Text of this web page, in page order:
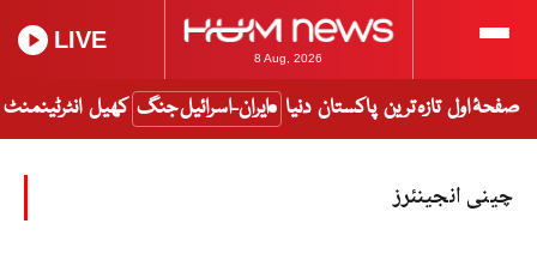
8 Aug, 2026
LIVE
صفحۂ اول تازہ ترین پاکستان دنیا ایران-اسرائیل جنگ کھیل انٹرٹینمنٹ
چینی انجینئرز